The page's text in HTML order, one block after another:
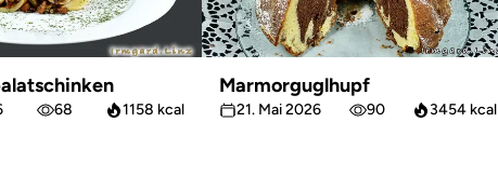
68 1158 kcal
Marmorguglhupf
21. Mai 2026 90 3454 kcal